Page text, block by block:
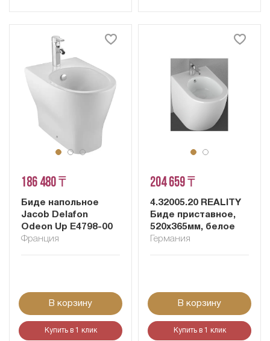
186 480 ₸
Биде напольное
Jacob Delafon
Odeon Up E4798-00
Франция
В корзину
Купить в 1 клик
204 659 ₸
4.32005.20 REALITY
Биде приставное,
520x365мм, белое
Германия
В корзину
Купить в 1 клик